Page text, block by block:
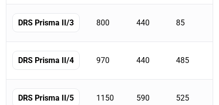
poids,
volume,
étagères
et
serrures.
DRS Prisma II/3 800 440 85
DRS Prisma II/4 970 440 485
DRS Prisma II/5 1150 590 525